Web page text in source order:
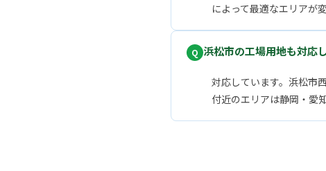
によって最適なエリアが
浜松市の工場用地も対応
対応しています。浜松市
付近のエリアは静岡・愛